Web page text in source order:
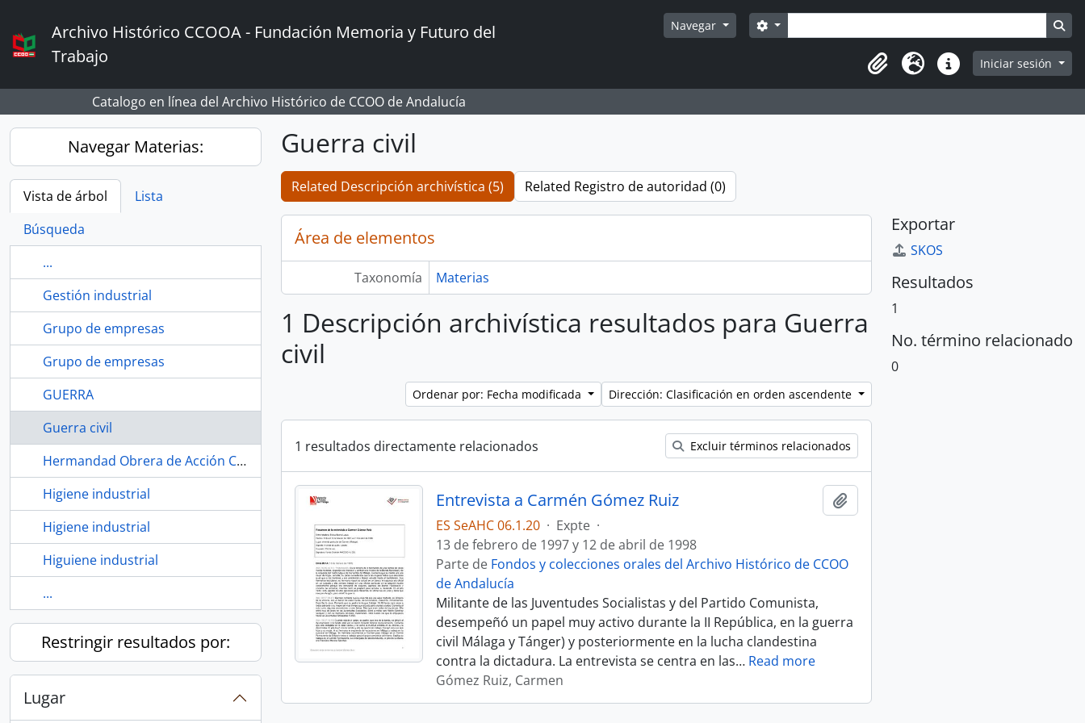
Archivo Histórico CCOOA - Fundación Memoria y Futuro del
Trabajo
Navegar Búsqueda
Search options
Portapapeles
Idioma Enlaces rápidos
Iniciar sesión
Catalogo en línea del Archivo Histórico de CCOO de Andalucía
Navegar Materias:
Vista de árbol
Lista
Búsqueda
...
Gestión industrial
Grupo de empresas
Grupo de empresas
GUERRA
Guerra civil
Hermandad Obrera de Acción Católica (HOAC)
Higiene industrial
Higiene industrial
Higuiene industrial
...
Restringir resultados por:
Lugar
Guerra civil
Related Descripción archivística (5) Related Registro de autoridad (0)
Área de elementos
Taxonomía Materias
1 Descripción archivística resultados para Guerra
civil
Ordenar por: Fecha modificada Dirección: Clasificación en orden ascendente
1 resultados directamente relacionados Excluir términos relacionados
Entrevista a Carmén Gómez Ruiz
ES SeAHC 06.1.20 · Expte ·
13 de febrero de 1997 y 12 de abril de 1998
Parte de Fondos y colecciones orales del Archivo Histórico de CCOO
de Andalucía
Militante de las Juventudes Socialistas y del Partido Comunista,
desempeñó un papel muy activo durante la II República, en la guerra
civil Málaga y Tánger) y posteriormente en la lucha clandestina
contra la dictadura. La entrevista se centra en las… Read more
Gómez Ruiz, Carmen
Exportar
SKOS
Resultados
1
No. término relacionado
0